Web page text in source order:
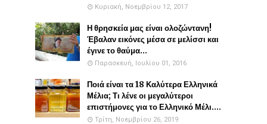
Κυριακή, Νοεμβρίου 12, 2017
Η θρησκεία μας είναι ολοζώντανη!
Έβαλαν εικόνες μέσα σε μελίσσι και
έγινε το θαύμα...
Παρασκευή, Ιουλίου 01, 2016
Ποιά είναι τα 18 Καλύτερα Ελληνικά
Μέλια; Τι λένε οι μεγαλύτεροι
επιστήμονες για το Ελληνικό Μέλι....
Τρίτη, Νοεμβρίου 26, 2019